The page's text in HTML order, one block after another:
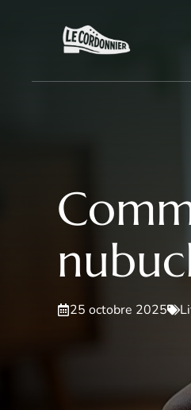
25 octobre 2025